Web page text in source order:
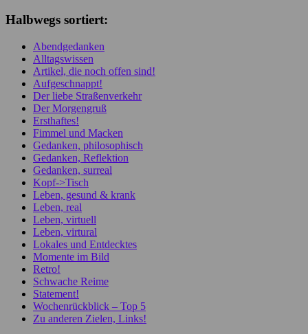
Halbwegs sortiert:
Abendgedanken
Alltagswissen
Artikel, die noch offen sind!
Aufgeschnappt!
Der liebe Straßenverkehr
Der Morgengruß
Ersthaftes!
Fimmel und Macken
Gedanken, philosophisch
Gedanken, Reflektion
Gedanken, surreal
Kopf->Tisch
Leben, gesund & krank
Leben, real
Leben, virtuell
Leben, virtural
Lokales und Entdecktes
Momente im Bild
Retro!
Schwache Reime
Statement!
Wochenrückblick – Top 5
Zu anderen Zielen, Links!